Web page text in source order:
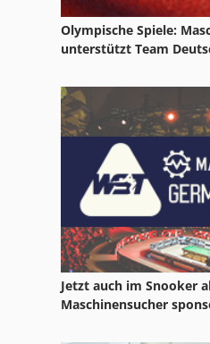
Olympische Spiele:
unterstützt Team
Jetzt auch im Snooker
Maschinensucher